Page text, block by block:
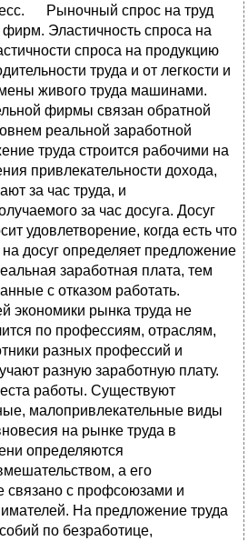
Рыночный спрос на труд
Эластичность спроса на
спроса на продукцию
труда и от легкости и
живого труда машинами.
фирмы связан обратной
реальной заработной
труда строится рабочими на
привлекательности дохода,
за час труда, и
за час досуга. Досуг
удовлетворение, когда есть что
досуг определяет предложение
заработная плата, тем
с отказом работать.
экономики рынка труда не
по профессиям, отраслям,
разных профессий и
разную заработную плату.
работы. Существуют
малопривлекательные виды
на рынке труда в
определяются
а его
связано с профсоюзами и
На предложение труда
по безработице,